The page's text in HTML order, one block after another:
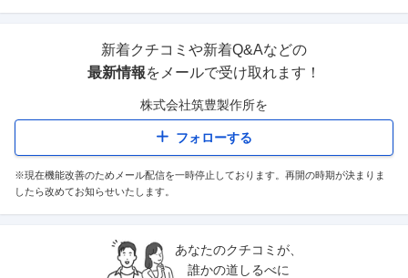
新着クチコミや新着Q&Aなどの
最新情報をメールで受け取れます！
株式会社筑豊製作所を
フォローする
※現在機能改善のためメール配信を一時停止しております。再開の時期が決まりま
したら改めてお知らせいたします。
あなたのクチコミが、
誰かの道しるべに